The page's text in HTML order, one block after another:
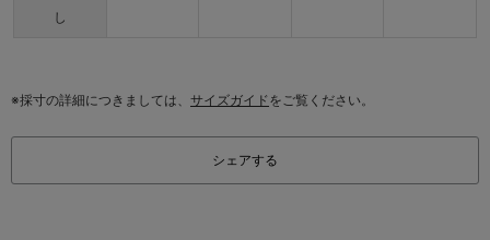
し
※採寸の詳細につきましては、 サイズガイドをご覧ください。
シェアする